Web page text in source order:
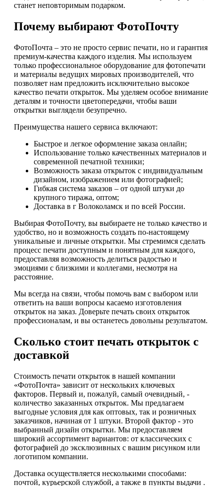
станет неповторимым подарком.
Почему выбирают ФотоПочту
ФотоПочта – это не просто сервис печати, но и гарантия
премиум-качества каждого изделия. Мы используем
только профессиональное оборудование для фотопечати
и материалы ведущих мировых производителей, что
позволяет нам предложить исключительно высокое
качество печати открыток. Мы уделяем особое внимание
деталям и точности цветопередачи, чтобы ваши
открытки выглядели безупречно.
Преимущества нашего сервиса включают:
Быстрое и легкое оформление заказа онлайн;
Использование только качественных материалов и
современной печатной техники;
Возможность заказа открыток с индивидуальным
дизайном, изображением или фотографией;
Гибкая система заказов – от одной штуки до
крупного тиража, оптом;
Доставка в г Волоколамск и по всей России.
Выбирая ФотоПочту, вы выбираете не только качество и
удобство, но и возможность создать по-настоящему
уникальные и личные открытки. Мы стремимся сделать
процесс печати доступным и понятным для каждого,
предоставляя возможность делиться радостью и
эмоциями с близкими и коллегами, несмотря на
расстояние.
Мы всегда на связи, чтобы помочь вам с выбором или
ответить на ваши вопросы касаемо изготовления
открыток на заказ. Доверьте печать своих открыток
профессионалам, и вы останетесь довольны результатом.
Сколько стоит печать открыток с
доставкой
Стоимость печати открыток в нашей компании
«ФотоПочта» зависит от нескольких ключевых
факторов. Первый и, пожалуй, самый очевидный, -
количество заказанных открыток. Мы предлагаем
выгодные условия для как оптовых, так и розничных
заказчиков, начиная от 1 штуки. Второй фактор - это
выбранный дизайн открытки. Мы предоставляем
широкий ассортимент вариантов: от классических с
фотографией до эксклюзивных с вашим рисунком или
логотипом компании.
Доставка осуществляется несколькими способами:
почтой, курьерской службой, а также в пункты выдачи .